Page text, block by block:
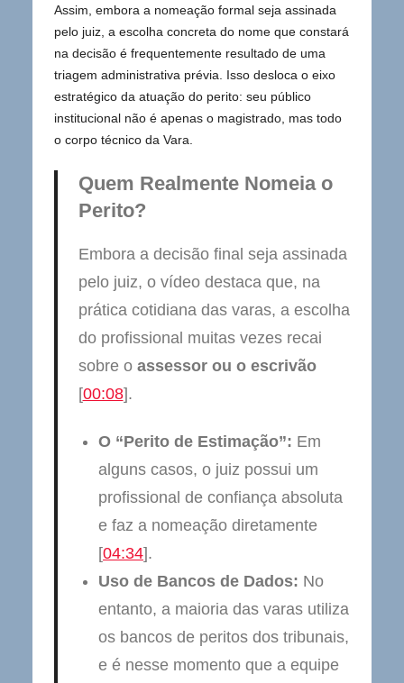
Assim, embora a nomeação formal seja assinada
pelo juiz, a escolha concreta do nome que constará
na decisão é frequentemente resultado de uma
triagem administrativa prévia. Isso desloca o eixo
estratégico da atuação do perito: seu público
institucional não é apenas o magistrado, mas todo
o corpo técnico da Vara.
Quem Realmente Nomeia o
Perito?
Embora a decisão final seja assinada
pelo juiz, o vídeo destaca que, na
prática cotidiana das varas, a escolha
do profissional muitas vezes recai
sobre o assessor ou o escrivão
[00:08].
O “Perito de Estimação”: Em
alguns casos, o juiz possui um
profissional de confiança absoluta
e faz a nomeação diretamente
[04:34].
Uso de Bancos de Dados: No
entanto, a maioria das varas utiliza
os bancos de peritos dos tribunais,
e é nesse momento que a equipe